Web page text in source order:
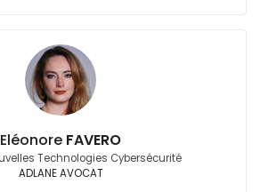
Eléonore FAVERO
Technologies Cybersécurité
ADLANE AVOCAT